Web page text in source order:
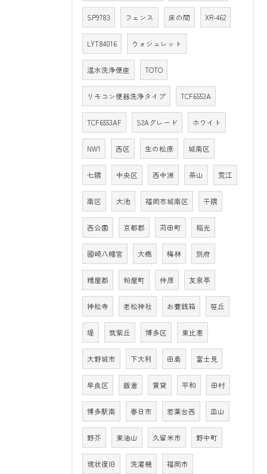
SP9783 フェンス 床の間 XR-462
LYT84016 ウォシュレット
温水洗浄便座 TOTO
リモコン便器洗浄タイプ TCF6553A
TCF6553AF S2Aグレード ホワイト
NW1 西区 生の松原 城南区
七隈 中央区 西中洲 茶山 荒江
南区 大池 福岡市城南区 干隈
西公園 京都郡 苅田町 稲光
國崎八幡宮 大橋 梅林 別府
糟屋郡 粕屋町 仲原 友泉亭
神松寺 老松神社 お賽銭箱 笹丘
堤 筑紫丘 博多区 東比恵
大野城市 下大利 田島 富士見
早良区 飯倉 賃貸 平和 田村
博多駅南 春日市 若葉台西 皿山
野芥 東油山 久留米市 野中町
現状復旧 洗濯機 福岡市